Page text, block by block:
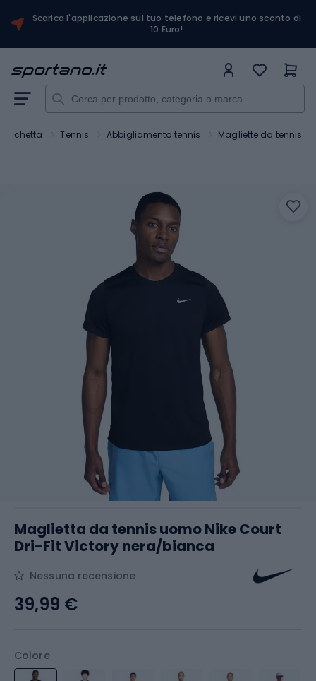
Scarica l'applicazione sul tuo telefono e ricevi uno sconto di
10 Euro!
Tennis Abbigliamento tennis Magliette da tennis
Maglietta da tennis uomo Nike Court
Dri-Fit Victory nera/bianca
Nessuna recensione
Colore
39,99 €